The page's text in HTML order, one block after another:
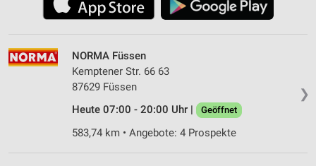
❯
NORMA Füssen
Kemptener Str. 66 63
87629 Füssen
Heute 07:00 - 20:00 Uhr |
Geöffnet
583,74 km • Angebote: 4 Prospekte